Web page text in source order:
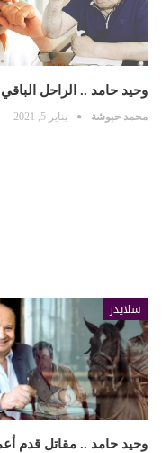
وحيد حامد .. الراحل
محمد حبوشة يناير 5, 2021
سلايدر
وحيد حامد .. مقاتل قدم